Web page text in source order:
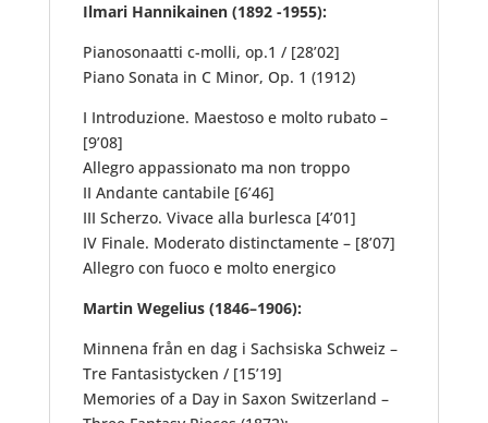
Ilmari Hannikainen (1892 -1955):
Pianosonaatti c-molli, op.1 / [28’02]
Piano Sonata in C Minor, Op. 1 (1912)
I Introduzione. Maestoso e molto rubato –
[9’08]
Allegro appassionato ma non troppo
II Andante cantabile [6’46]
III Scherzo. Vivace alla burlesca [4’01]
IV Finale. Moderato distinctamente – [8’07]
Allegro con fuoco e molto energico
Martin Wegelius (1846–1906):
Minnena från en dag i Sachsiska Schweiz –
Tre Fantasistycken / [15’19]
Memories of a Day in Saxon Switzerland –